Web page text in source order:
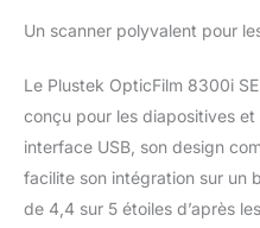
Un scanner polyvalent pour
Le Plustek OpticFilm 8300i
conçu pour les diapositives
interface USB, son design
facilite son intégration sur un
de 4,4 sur 5 étoiles d’après